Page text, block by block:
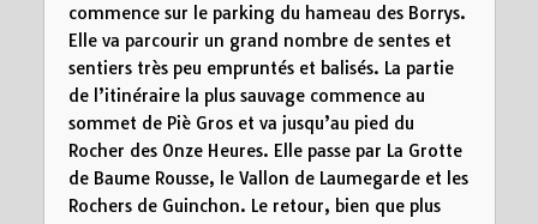
commence sur le parking du hameau des Borrys.
Elle va parcourir un grand nombre de sentes et
sentiers très peu empruntés et balisés. La partie
de l’itinéraire la plus sauvage commence au
sommet de Piè Gros et va jusqu’au pied du
Rocher des Onze Heures. Elle passe par La Grotte
de Baume Rousse, le Vallon de Laumegarde et les
Rochers de Guinchon. Le retour, bien que plus